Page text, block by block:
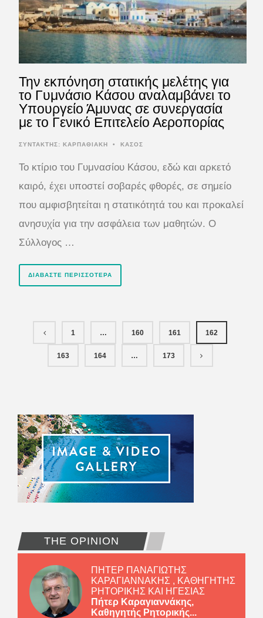
Την εκπόνηση στατικής μελέτης για
το Γυμνάσιο Κάσου αναλαμβάνει το
Υπουργείο Άμυνας σε συνεργασία
με το Γενικό Επιτελείο Αεροπορίας
ΣΥΝΤΆΚΤΗΣ: ΚΑΡΠΑΘΙΑΚΗ • ΚΑΣΟΣ
Το κτίριο του Γυμνασίου Κάσου, εδώ και αρκετό
καιρό, έχει υποστεί σοβαρές φθορές, σε σημείο
που αμφισβητείται η στατικότητά του και προκαλεί
ανησυχία για την ασφάλεια των μαθητών. Ο
Σύλλογος …
ΔΙΑΒΆΣΤΕ ΠΕΡΙΣΣΌΤΕΡΑ
1 … 160 161 162
163 164 … 173
THE OPINION
ΠΗΤΕΡ ΠΑΝΑΓΙΩΤΗΣ
ΚΑΡΑΓΙΑΝΝΑΚΗΣ , ΚΑΘΗΓΗΤΗΣ
ΡΗΤΟΡΙΚΗΣ ΚΑΙ ΗΓΕΣΙΑΣ
Πήτερ Καραγιαννάκης,
Καθηγητής Ρητορικής...